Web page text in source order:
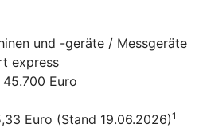
und -geräte / Messgeräte
express
45.700 Euro
Euro (Stand 19.06.2026)1